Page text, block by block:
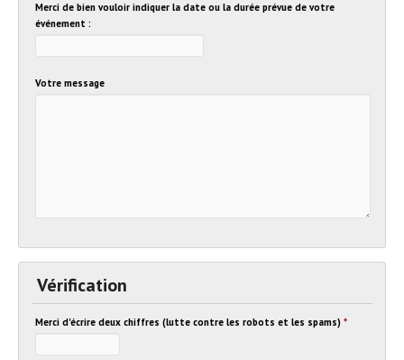
Merci de bien vouloir indiquer la date ou la durée prévue de votre
événement :
Votre message
Vérification
Merci d'écrire deux chiffres (lutte contre les robots et les spams) *